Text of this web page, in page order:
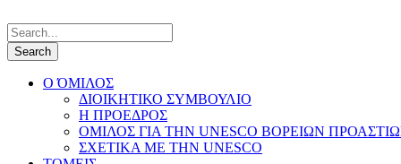
Ο ΌΜΙΛΟΣ
ΔΙΟΙΚΗΤΙΚΟ ΣΥΜΒΟΥΛΙΟ
Η ΠΡΟΕΔΡΟΣ
ΟΜΙΛΟΣ ΓΙΑ ΤΗΝ UNESCO ΒΟΡΕΙΩΝ
ΣΧΕΤΙΚΑ ΜΕ ΤΗΝ UNESCO